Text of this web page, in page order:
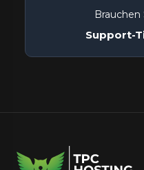
Brauchen
Support-